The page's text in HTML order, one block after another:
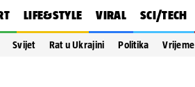
LIFE&STYLE VIRAL SCI/TECH
Svijet Rat u Ukrajini Politika Vrijeme